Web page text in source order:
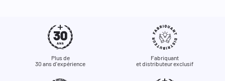
Plus de
30 ans d'expérience
Fabriquant
et distributeur exclusif